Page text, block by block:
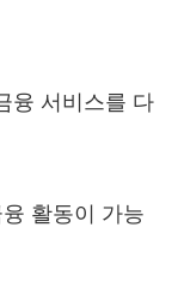
융 서비스를 다
활동이 가능